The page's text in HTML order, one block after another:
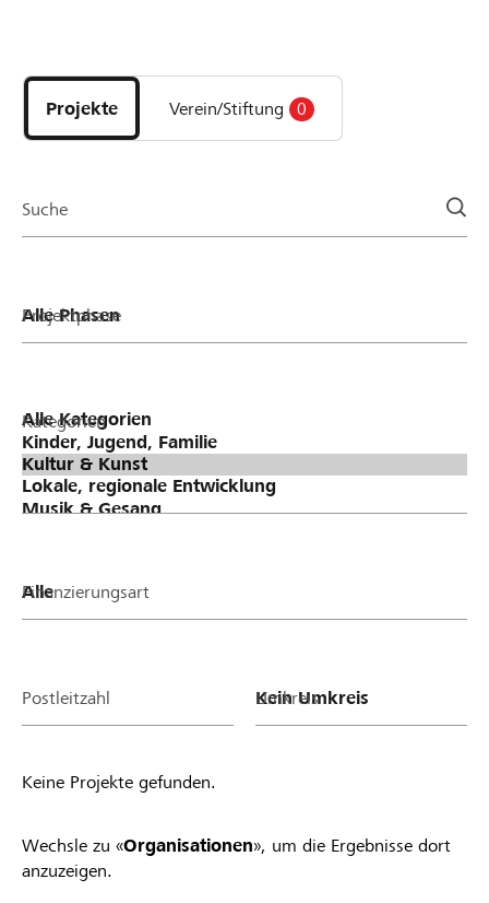
Projekte
und
Organisationen
Projekte Verein/Stiftung 0
Suche
Projektphase
Kategorien
Finanzierungsart
Postleitzahl Umkreis
Keine Projekte gefunden.
Wechsle zu «Organisationen», um die Ergebnisse dort
anzuzeigen.